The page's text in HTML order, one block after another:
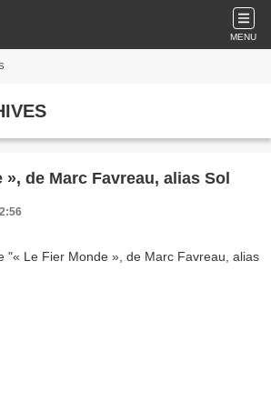
MENU
de Marc Favreau, alias Sol